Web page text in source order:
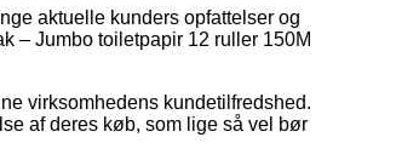
aktuelle kunders opfattelser og
– Jumbo toiletpapir 12 ruller 150M
virksomhedens kundetilfredshed.
af deres køb, som lige så vel bør